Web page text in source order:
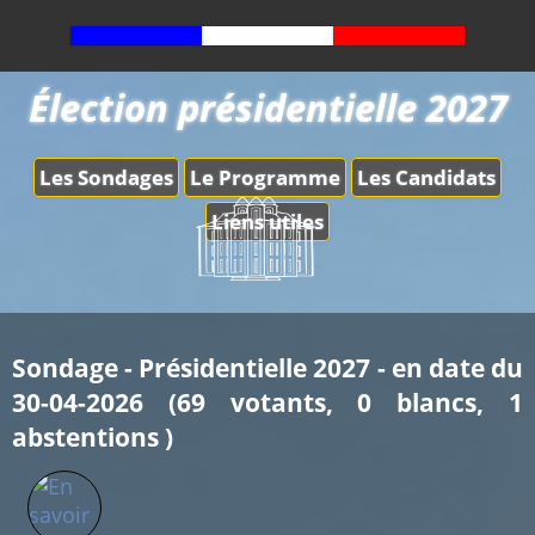
Les Sondages Le Programme
Les Candidats
Liens utiles
Élection présidentielle 2027
Sondage - Présidentielle 2027 - en date du
30-04-2026 (69 votants, 0 blancs, 1
abstentions )